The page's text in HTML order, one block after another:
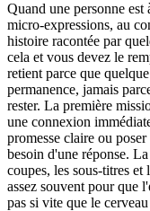
Quand une personne est
micro-expressions, au
histoire racontée par
cela et vous devez le
retient parce que
permanence, jamais
rester. La première
une connexion
promesse claire ou
besoin d'une réponse.
coupes, les sous-titres
assez souvent pour que
pas si vite que le